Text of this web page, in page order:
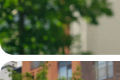
Пеший